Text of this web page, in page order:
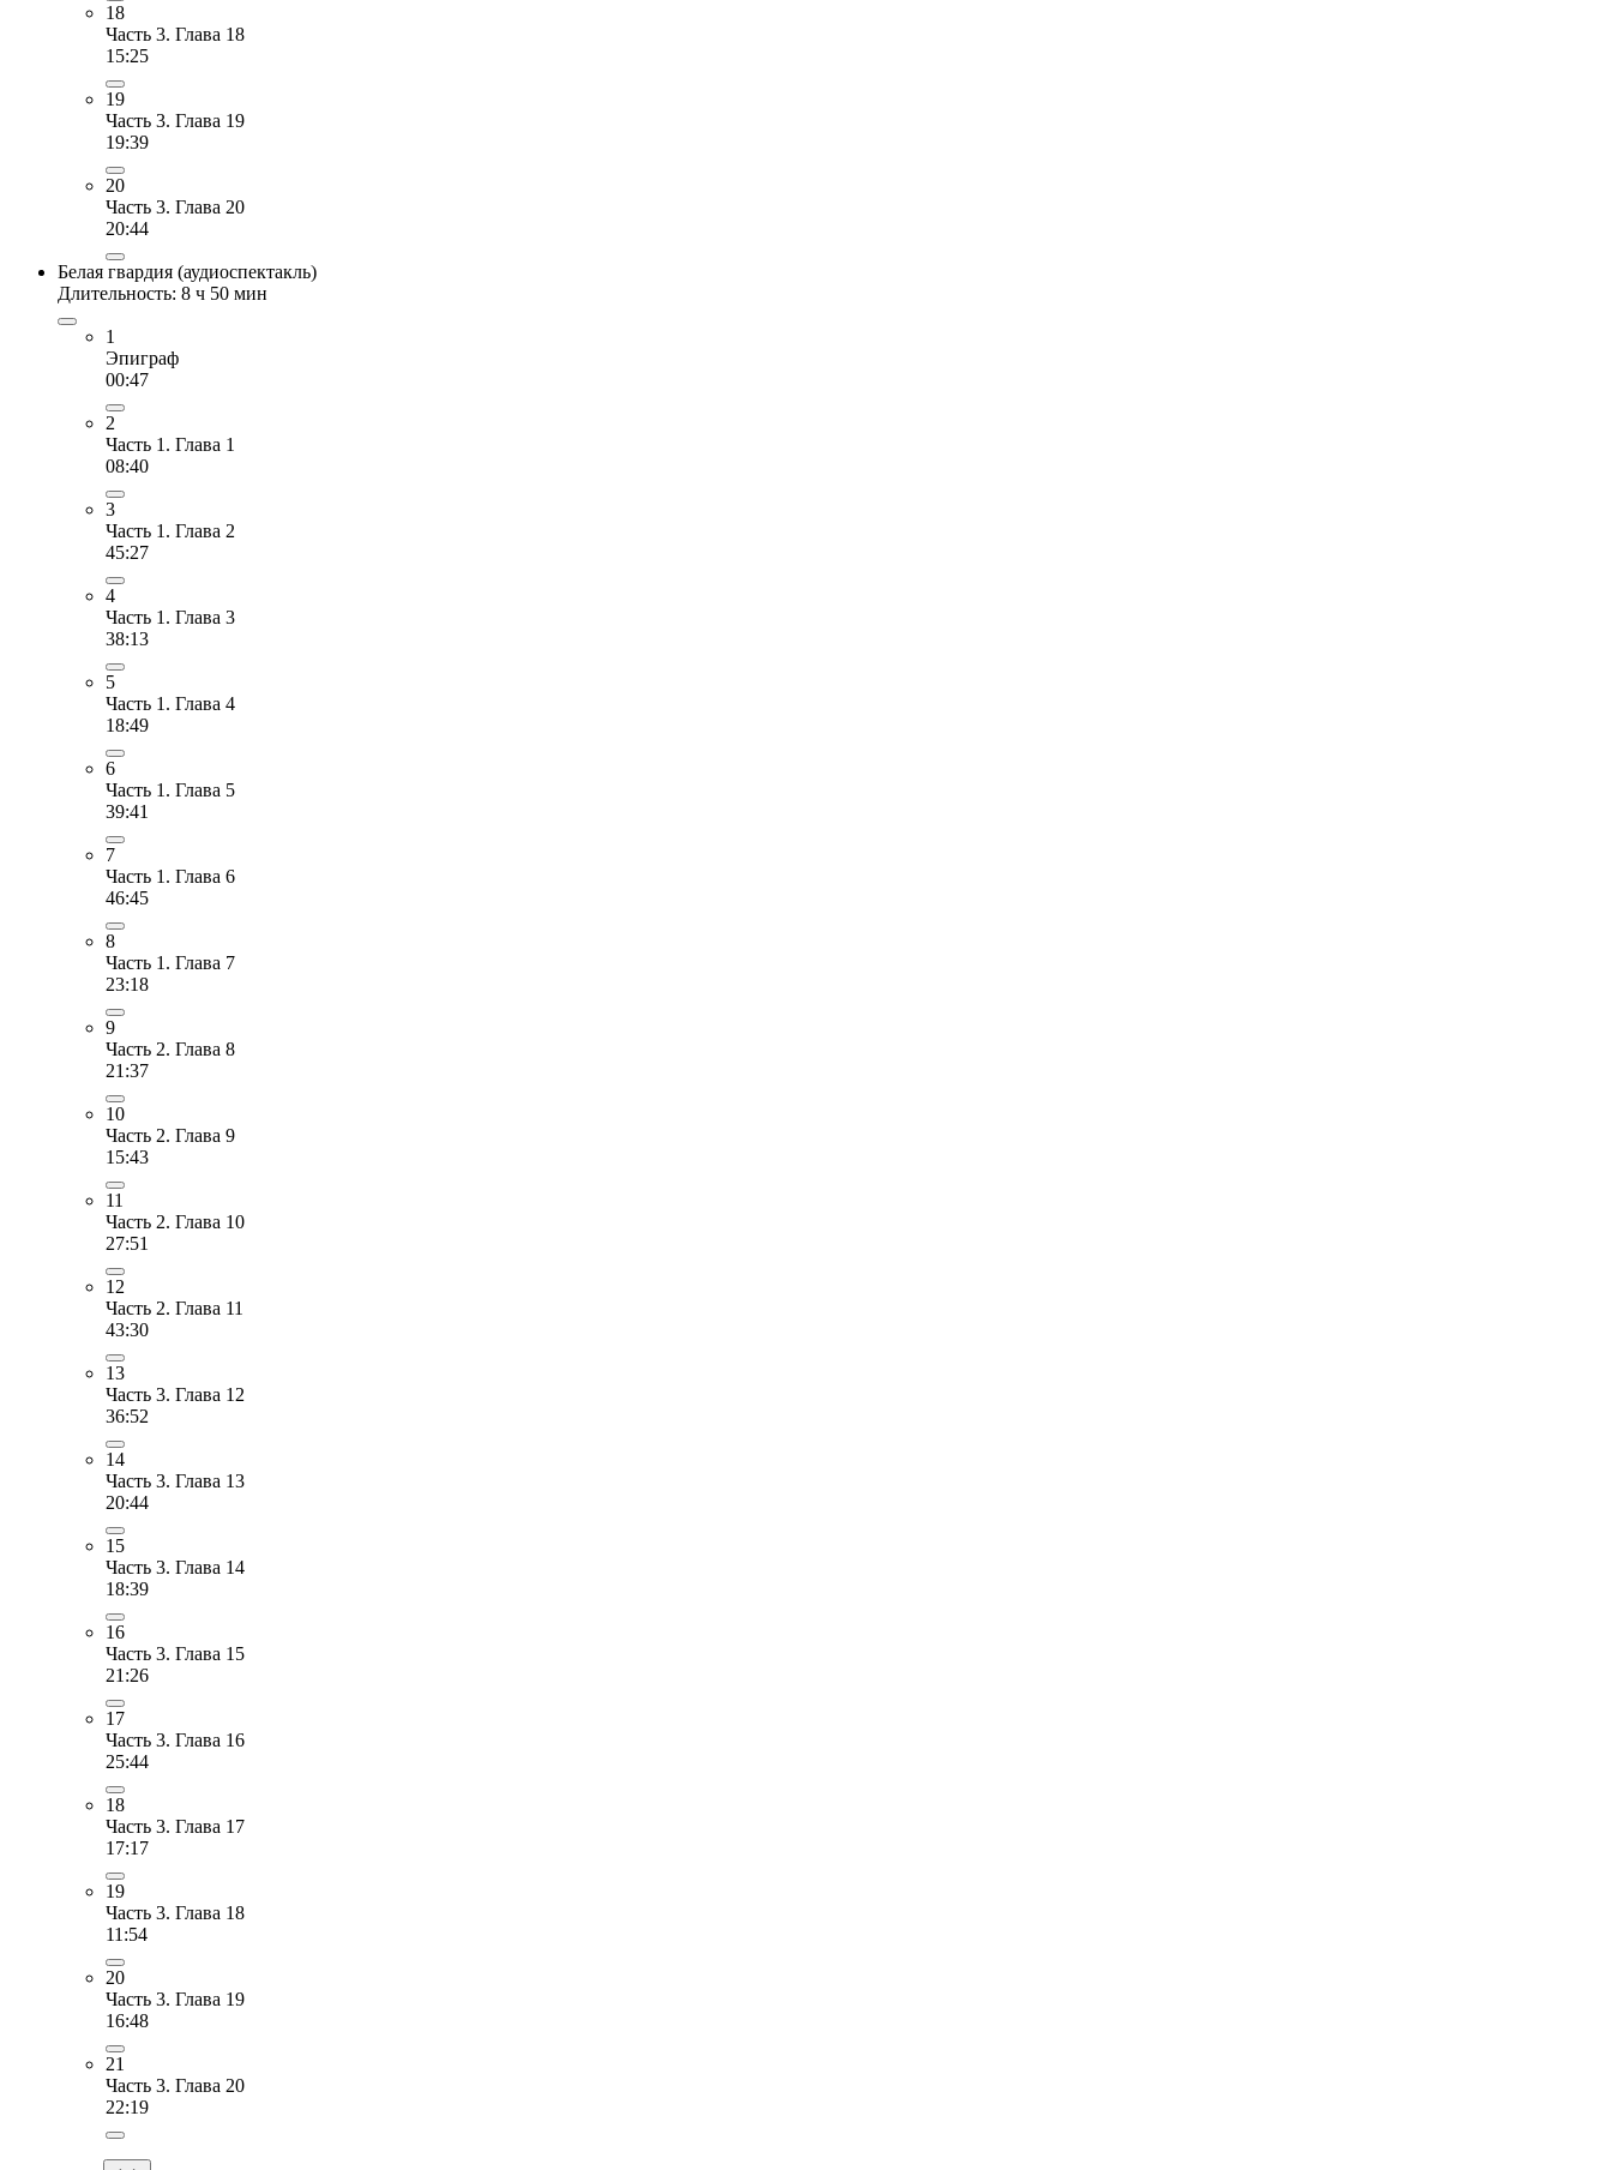
18
Часть 3. Глава 18
15:25
19
Часть 3. Глава 19
19:39
20
Часть 3. Глава 20
20:44
Белая гвардия (аудиоспектакль)
Длительность: 8 ч 50 мин
1
Эпиграф
00:47
2
Часть 1. Глава 1
08:40
3
Часть 1. Глава 2
45:27
4
Часть 1. Глава 3
38:13
5
Часть 1. Глава 4
18:49
6
Часть 1. Глава 5
39:41
7
Часть 1. Глава 6
46:45
8
Часть 1. Глава 7
23:18
9
Часть 2. Глава 8
21:37
10
Часть 2. Глава 9
15:43
11
Часть 2. Глава 10
27:51
12
Часть 2. Глава 11
43:30
13
Часть 3. Глава 12
36:52
14
Часть 3. Глава 13
20:44
15
Часть 3. Глава 14
18:39
16
Часть 3. Глава 15
21:26
17
Часть 3. Глава 16
25:44
18
Часть 3. Глава 17
17:17
19
Часть 3. Глава 18
11:54
20
Часть 3. Глава 19
16:48
21
Часть 3. Глава 20
22:19